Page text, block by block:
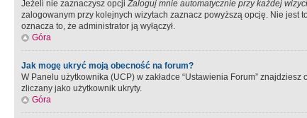
Jeżeli nie zaznaczysz opcjiZaloguj mnie automatycznie przy każdej
zalogowanym przy kolejnych wizytach zaznacz powyższą opcję. Nie
oznacza to, że administrator ją wyłączył.
Góra
Jak mogę ukryć moją obecność na forum?
W Panelu użytkownika (UCP) w zakładce “Ustawienia Forum”
zliczany jako użytkownik ukryty.
Góra